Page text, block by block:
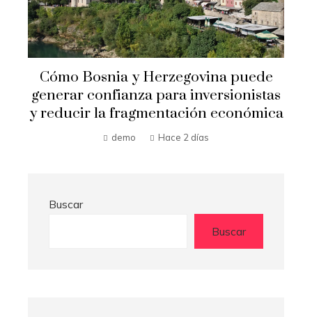
Crisis financieras que impulsaron la
creación de mecanismos de
supervisión bancaria
Hilda Loaiza Hace 3 días
Buscar
Buscar